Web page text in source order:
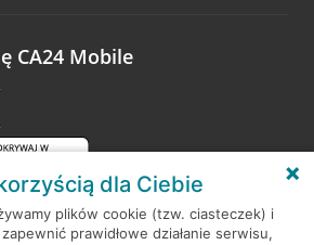
CA24 Mobile
dla Ciebie
plików cookie (tzw. ciasteczek) i
prawidłowe działanie serwisu,